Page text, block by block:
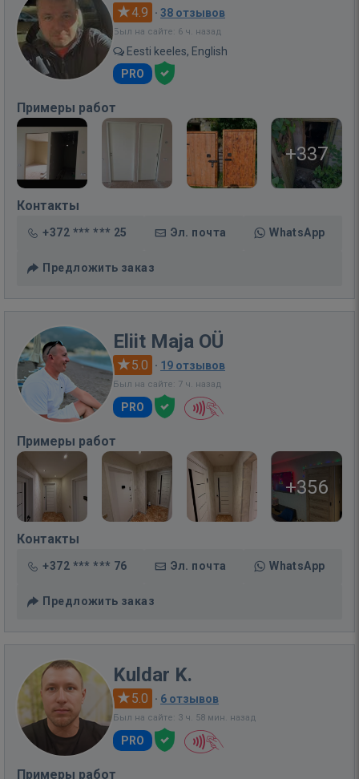
4.9 · 38 отзывов
Был на сайте: 6 ч. назад
Eesti keeles, English
PRO
Примеры работ
+337
Контакты
+372 *** *** 25 Эл. почта WhatsApp
Предложить заказ
Eliit Maja OÜ
5.0 · 19 отзывов
Был на сайте: 7 ч. назад
PRO
Примеры работ
+356
Контакты
+372 *** *** 76 Эл. почта WhatsApp
Предложить заказ
Kuldar K.
5.0 · 6 отзывов
Был на сайте: 3 ч. 58 мин. назад
PRO
Примеры работ